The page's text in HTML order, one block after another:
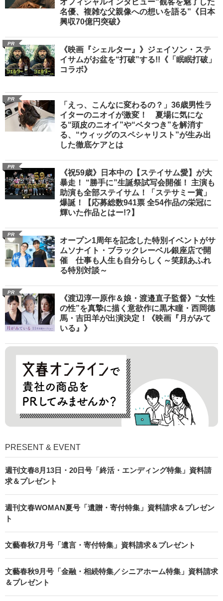
オフィシャルインタビュー“観客を魅了した
名優、複雑な父親像への想いを語る”《日本
興収70億円突破》
PR
《映画『シェルター』》ジェイソン・ステ
イサムがお盆を“打破”する!!《「眠眠打破」
コラボ》
PR
「えっ、こんなに変わるの？」36歳男性ラ
イターのニオイが激変！ 夏場に気にな
る“頭皮のニオイ”や“ベタつき”を解消す
る、“ウィッグのスペシャリスト”が生み出
した徹底ケアとは
PR
《祝59歳》日本中の【ステイサム愛】が大
暴走！ “勝手に”生誕祭試写会開催！ 主演も
助演も全部ステイサム！「ステサミー賞」
爆誕！【応募総数941票 全54作品の栄冠に
輝いた作品とはー!?】
PR
オープン1周年を記念した特別イベントがサ
ムソナイト・ブラックレーベル銀座店で開
催 仕事も人生も自分らしく～笑顔あふれ
る特別対談～
PR
《渡辺淳一原作＆娘・渡邉直子監督》“女性
の性”を真摯に描く意欲作に黒木瞳・西岡德
馬・吉田羊が出演決定！《映画『月がみて
いる』》
PRESENT & EVENT
週刊文春8月13日・20日号「終活・エンディング特集」資料請
求＆プレゼント
週刊文春WOMAN夏号「遺贈・寄付特集」資料請求＆プレゼン
ト
文藝春秋7月号「遺言・寄付特集」資料請求＆プレゼント
文藝春秋9月号「金融・相続特集／シニアホーム特集」資料請求
＆プレゼント